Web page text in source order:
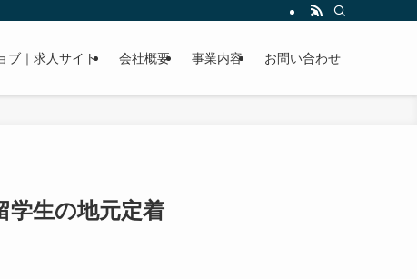
ブ｜求人サイト 会社概要 事業内容 お問い合わせ
学生の地元定着